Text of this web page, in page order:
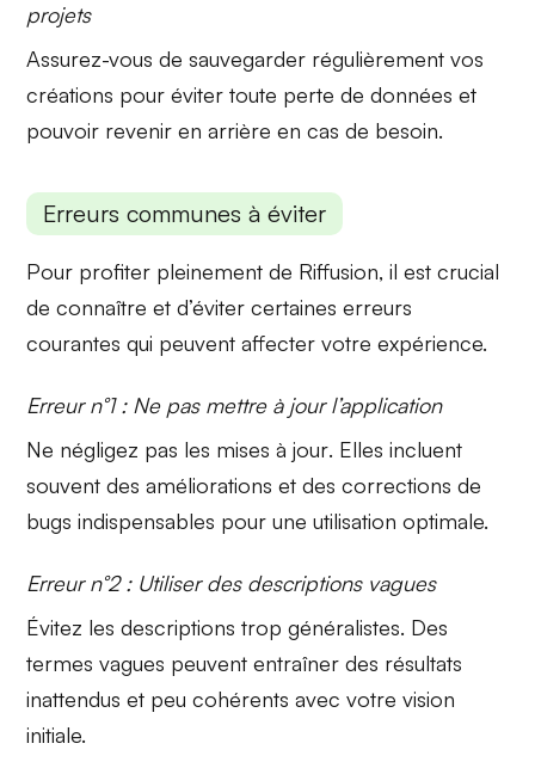
projets
Assurez-vous desauvegarder régulièrement vos
créations pour éviter toute perte de données et
pouvoir revenir en arrière en cas de besoin.
Erreurs communes à éviter
Pour profiter pleinement de Riffusion, il est crucial
de connaître et d’éviter certaines erreurs
courantes qui peuvent affecter votre expérience.
Erreur n°1 : Ne pas mettre à jour l’application
Ne négligez pas les mises à jour. Elles incluent
souvent des améliorations et des corrections de
bugs indispensables pour une utilisation optimale.
Erreur n°2 : Utiliser des descriptions vagues
Évitez les descriptions trop généralistes. Des
termesvagues peuvent entraîner des résultats
inattendus et peu cohérents avec votre vision
initiale.